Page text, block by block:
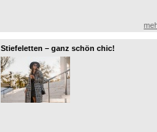
Stiefeletten – ganz schön chic!